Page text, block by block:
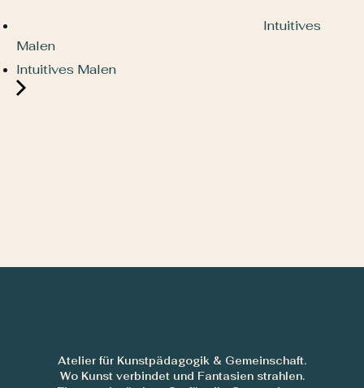
Intuitives
Malen
Intuitives Malen
Atelier für Kunstpädagogik & Gemeinschaft.
Wo Kunst verbindet und Fantasien strahlen.